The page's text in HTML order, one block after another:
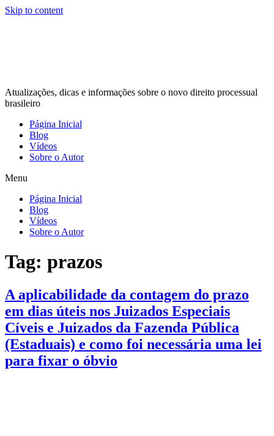
Skip to content
Atualizações, dicas e informações sobre o novo direito processual
brasileiro
Página Inicial
Blog
Vídeos
Sobre o Autor
Menu
Página Inicial
Blog
Vídeos
Sobre o Autor
Tag: prazos
A aplicabilidade da contagem do prazo
em dias úteis nos Juizados Especiais
Cíveis e Juizados da Fazenda Pública
(Estaduais) e como foi necessária uma lei
para fixar o óbvio